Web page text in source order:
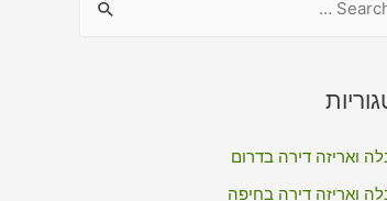
ואריזה דירה בדרום
ואריזה דירה בחיפה